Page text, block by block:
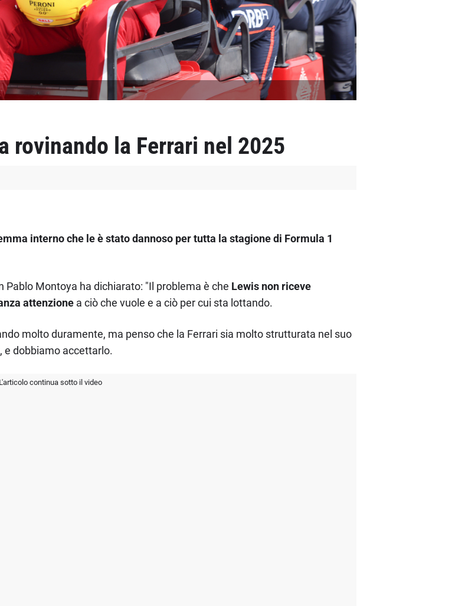
rovinando la Ferrari nel 2025
interno che le è stato dannoso per tutta la stagione di Formula 1
Pablo Montoya ha dichiarato: "Il problema è che Lewis non riceve
attenzionea ciò che vuole e a ciò per cui sta lottando.
molto duramente, ma penso che la Ferrari sia molto strutturata nel suo
e dobbiamo accettarlo.
L'articolo continua sotto il video